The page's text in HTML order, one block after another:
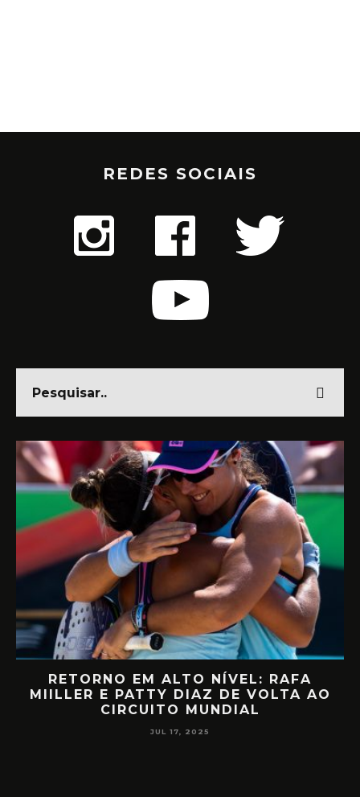
REDES SOCIAIS
RETORNO EM ALTO NÍVEL: RAFA
MIILLER E PATTY DIAZ DE VOLTA AO
CIRCUITO MUNDIAL
JUL 17, 2025